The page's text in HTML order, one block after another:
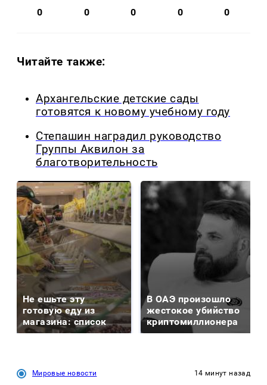
0 0 0 0 0
Читайте также:
Архангельские детские сады
готовятся к новому учебному году
Степашин наградил руководство
Группы Аквилон за
благотворительность
Не ешьте эту
готовую еду из
магазина: список
В ОАЭ произошло
жестокое убийство
криптомиллионера
Мировые новости 14 минут назад